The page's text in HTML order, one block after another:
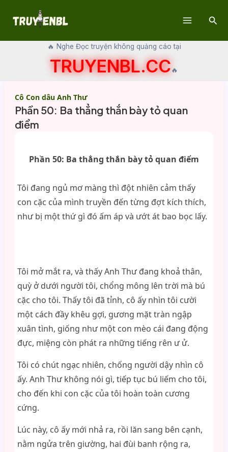
🔥 Nghe Đọc truyện không quảng cáo tại
TRUYENBL.CC🔥
Cô Con dâu Anh Thư
Phần 50: Ba thẳng thắn bày tỏ quan
điểm
Phần 50: Ba thẳng thắn bày tỏ quan điểm
Tôi đang ngủ mơ màng thì đột nhiên cảm thấy
con cặc của mình truyền đến từng đợt kích thích,
như bị một thứ gì đó ấm áp và ướt át bao bọc lấy.
Tôi mở mắt ra, và thấy Anh Thư đang khoả thân,
quỳ ở dưới người tôi, chổng mông lên trời mà bú
cặc cho tôi. Thấy tôi đã tỉnh, cô ấy nhìn tôi cười
một cách đầy khêu gợi, gương mặt tràn ngập
xuân tình, giống như một con mèo cái đang động
đực, miệng còn phát ra những tiếng rên ư ử.
Tôi có chút ngạc nhiên, chống người dậy nhìn cô
ấy. Anh Thư không nói gì, tiếp tục bú liếm cho tôi,
cho đến khi con cặc của tôi hoàn toàn cương
cứng.
Lúc này, cô ấy mới nhả ra, rồi lăn sang bên cạnh,
nằm ngửa trên giường, hai đùi banh rộng ra,